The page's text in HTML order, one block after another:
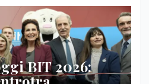
BIT 2026: